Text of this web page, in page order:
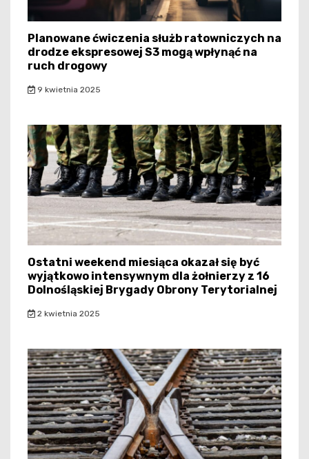
Planowane ćwiczenia służb ratowniczych na
drodze ekspresowej S3 mogą wpłynąć na
ruch drogowy
9 kwietnia 2025
Ostatni weekend miesiąca okazał się być
wyjątkowo intensywnym dla żołnierzy z 16
Dolnośląskiej Brygady Obrony Terytorialnej
2 kwietnia 2025